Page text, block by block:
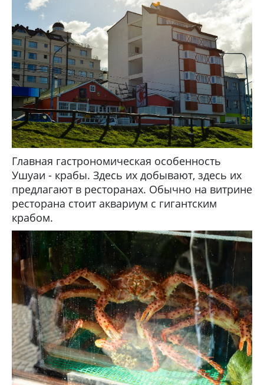
Главная гастрономическая особенность
Ушуаи - крабы. Здесь их добывают, здесь их
предлагают в ресторанах. Обычно на витрине
ресторана стоит аквариум с гигантским
крабом.